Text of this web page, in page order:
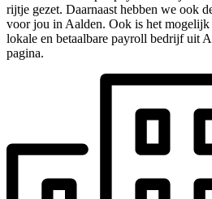
rijtje gezet. Daarnaast hebben we ook
voor jou in Aalden. Ook is het mogelijk
lokale en betaalbare payroll bedrijf uit
pagina.